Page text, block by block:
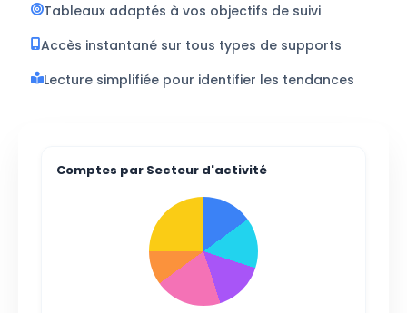
Tableaux adaptés à vos objectifs de suivi
Accès instantané sur tous types de supports
Lecture simplifiée pour identifier les tendances
Comptes par Secteur d'activité